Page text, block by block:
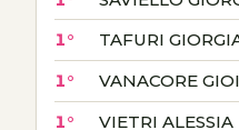
1° TAFURI
1° VANACORE
1° VIETRI ALESSIA